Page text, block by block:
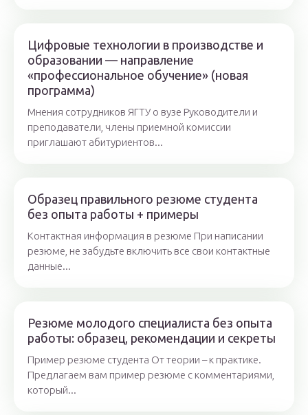
Цифровые технологии в производстве и
образовании — направление
«профессиональное обучение» (новая
программа)
Мнения сотрудников ЯГТУ о вузе Руководители и
преподаватели, члены приемной комиссии
приглашают абитуриентов...
Образец правильного резюме студента
без опыта работы + примеры
Контактная информация в резюме При написании
резюме, не забудьте включить все свои контактные
данные...
Резюме молодого специалиста без опыта
работы: образец, рекомендации и секреты
Пример резюме студента От теории – к практике.
Предлагаем вам пример резюме с комментариями,
который...